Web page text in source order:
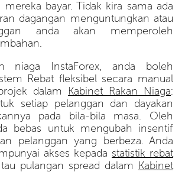
bayar. Tidak kira sama ada
dagangan menguntungkan atau
anda akan memperoleh
niaga InstaForex, anda boleh
Rebat fleksibel secara manual
dalam Kabinet Rakan Niaga:
setiap pelanggan dan dayakan
pada bila-bila masa. Oleh
bebas untuk mengubah insentif
pelanggan yang berbeza. Anda
akses kepada statistik rebat
pulangan spread dalam Kabinet